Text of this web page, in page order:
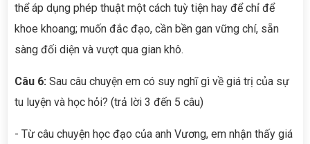
thể áp dụng phép thuật một cách tuỳ tiện hay để chỉ để
khoe khoang; muốn đắc đạo, cần bền gan vững chí, sẵn
sàng đối diện và vượt qua gian khô.
Câu 6: Sau câu chuyện em có suy nghĩ gì về giá trị của sự
tu luyện và học hỏi? (trả lời 3 đến 5 câu)
- Từ câu chuyện học đạo của anh Vương, em nhận thấy giá